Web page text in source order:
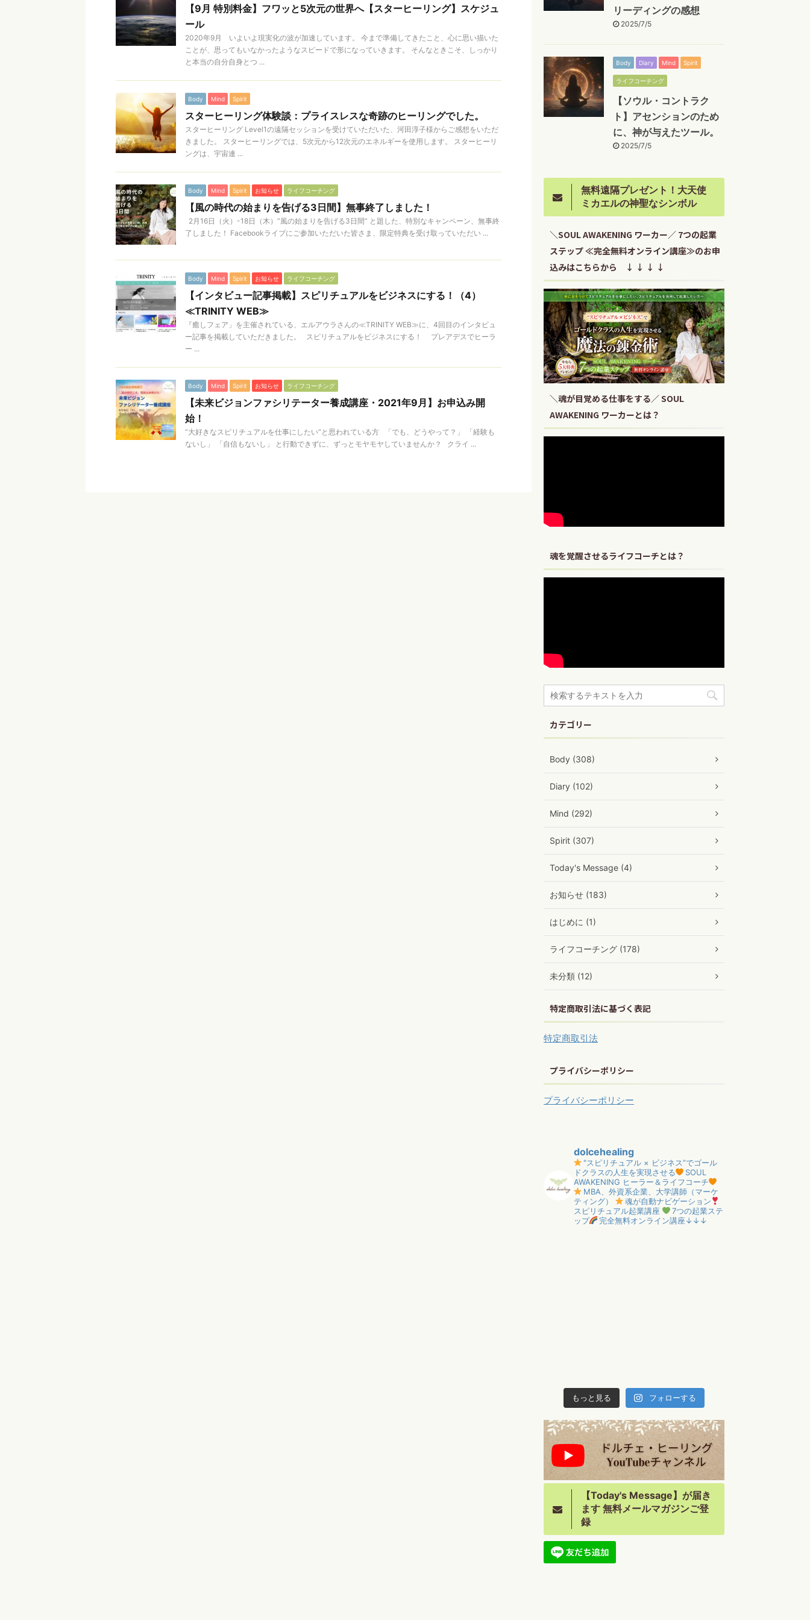
【9月 特別料金】フワッと5次元の世界へ【スターヒーリング】スケジュ
ール
2020年9月 いよいよ現実化の波が加速しています。 今まで準備してきたこと、心に思い描いた
ことが、思ってもいなかったようなスピードで形になっていきます。 そんなときこそ、しっかり
と本当の自分自身とつ ...
Body Mind Spirit
スターヒーリング体験談：プライスレスな奇跡のヒーリングでした。
スターヒーリング Level1の遠隔セッションを受けていただいた、河田淳子様からご感想をいただ
きました。 スターヒーリングでは、5次元から12次元のエネルギーを使用します。 スターヒーリ
ングは、宇宙連 ...
Body Mind Spirit お知らせ ライフコーチング
【風の時代の始まりを告げる3日間】無事終了しました！
2月16日（火）-18日（木）”風の始まりを告げる3日間” と題した、特別なキャンペーン、無事終
了しました！ Facebookライブにご参加いただいた皆さま、限定特典を受け取っていただい ...
Body Mind Spirit お知らせ ライフコーチング
【インタビュー記事掲載】スピリチュアルをビジネスにする！（4）
≪TRINITY WEB≫
『癒しフェア」を主催されている、エルアウラさんの≪TRINITY WEB≫に、4回目のインタビュ
ー記事を掲載していただきました。 スピリチュアルをビジネスにする！ プレアデスでヒーラ
ー ...
Body Mind Spirit お知らせ ライフコーチング
【未来ビジョンファシリテーター養成講座・2021年9月】お申込み開
始！
”大好きなスピリチュアルを仕事にしたい”と思われている方 「でも、どうやって？」 「経験も
ないし」 「自信もないし」 と行動できずに、ずっとモヤモヤしていませんか？ クライ ...
リーディングの感想
2025/7/5
Body Diary Mind Spirit
ライフコーチング
【ソウル・コントラク
ト】アセンションのため
に、神が与えたツール。
2025/7/5
無料遠隔プレゼント！大天使
ミカエルの神聖なシンボル
＼SOUL AWAKENING ワーカー／ 7つの起業
ステップ ≪完全無料オンライン講座≫のお申
込みはこちらから ↓ ↓ ↓ ↓
＼魂が目覚める仕事をする／ SOUL
AWAKENING ワーカーとは？
魂を覚醒させるライフコーチとは？
カテゴリー
Body (308)
Diary (102)
Mind (292)
Spirit (307)
Today's Message (4)
お知らせ (183)
はじめに (1)
ライフコーチング (178)
未分類 (12)
特定商取引法に基づく表記
特定商取引法
プライバシーポリシー
プライバシーポリシー
dolcehealing
"スピリチュアル × ビジネス”でゴール
ドクラスの人生を実現させる
SOUL
AWAKENING ヒーラー＆ライフコーチ
MBA、外資系企業、大学講師（マーケ
ティング）
魂が自動ナビゲーション
スピリチュアル起業講座
7つの起業ステ
ップ
完全無料オンライン講座↓↓↓
もっと見る フォローする
【Today's Message】が届き
ます 無料メールマガジンご登
録